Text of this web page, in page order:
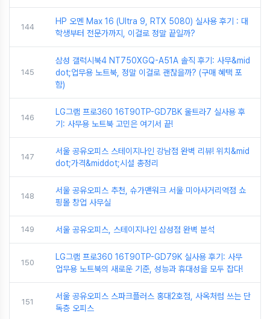
144
HP 오멘 Max 16 (Ultra 9, RTX 5080) 실사용 후기 : 대
학생부터 전문가까지, 이걸로 정말 끝일까?
145
삼성 갤럭시북4 NT750XGQ-A51A 솔직 후기: 사무&mid
dot;업무용 노트북, 정말 이걸로 괜찮을까? (구매 혜택 포
함)
146
LG그램 프로360 16T90TP-GD7BK 울트라7 실사용 후
기: 사무용 노트북 고민은 여기서 끝!
147
서울 공유오피스 스테이지나인 강남점 완벽 리뷰! 위치&mid
dot;가격&middot;시설 총정리
148
서울 공유오피스 추천, 슈가맨워크 서울 미아사거리역점 쇼
핑몰 창업 사무실
149 서울 공유오피스, 스테이지나인 삼성점 완벽 분석
150
LG그램 프로360 16T90TP-GD79K 실사용 후기: 사무
업무용 노트북의 새로운 기준, 성능과 휴대성을 모두 잡다!
151
서울 공유오피스 스파크플러스 홍대2호점, 사옥처럼 쓰는 단
독층 오피스